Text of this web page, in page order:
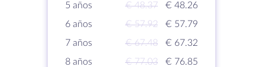
5 años
€ 48.37
€ 48.26
6 años
€ 57.92
€ 57.79
7 años
€ 67.48
€ 67.32
8 años
€ 77.03
€ 76.85